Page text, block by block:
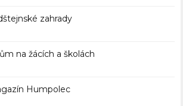
zahrady
na žácích a školách
Humpolec